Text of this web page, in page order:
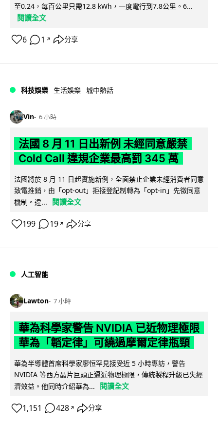
至0.24，每百公里只需12.8 kWh，一度電行到7.8公里。6...
閱讀全文
6 1 ↗ 分享
科技娛樂 生活娛樂 城中熱話
Vin 6 小時
法國 8 月 11 日出新例 未經同意嚴禁
Cold Call 違規企業最高罰 345 萬
法國將於 8 月 11 日起實施新例，全面禁止企業未經消費者同意
致電推銷，由「opt-out」拒接登記制轉為「opt-in」先徵同意
機制。違...
閱讀全文
199 19 ↗ 分享
人工智能
Lawton 7 小時
華為科學家警告 NVIDIA 已近物理極限
華為「韜定律」可繞過摩爾定律瓶頸
華為半導體首席科學家廖恒罕見接受近 5 小時專訪，警告
NVIDIA 等西方晶片巨頭正逼近物理極限，傳統製程升級已失經
濟效益。他同時介紹華為...
閱讀全文
1,151 428 ↗ 分享